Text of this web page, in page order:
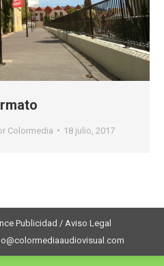
Colormedia 18 julio, 2017
Publicidad / Aviso Legal